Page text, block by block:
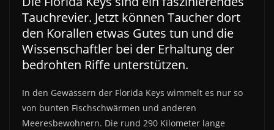
Tauchrevier. Jetzt können Taucher dort
den Korallen etwas Gutes tun und die
Wissenschaftler bei der Erhaltung der
bedrohten Riffe unterstützen.
In den Gewässern der Florida Keys wimmelt es nur so
von bunten Fischschwärmen und anderen
Meeresbewohnern. Die rund 290 Kilometer lange